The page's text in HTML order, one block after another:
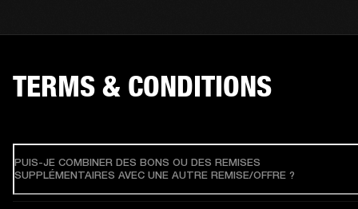
TERMS & CONDITIONS
PUIS-JE COMBINER DES BONS OU DES REMISES
SUPPLÉMENTAIRES AVEC UNE AUTRE REMISE/OFFRE ?